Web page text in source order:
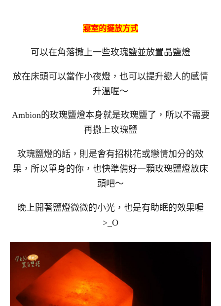
寢室的擺放方式
可以在角落撒上一些玫瑰鹽並放置晶鹽燈
放在床頭可以當作小夜燈，也可以提升戀人的感情
升溫喔～
Ambion的玫瑰鹽燈本身就是玫瑰鹽了，所以不需要
再撒上玫瑰鹽
玫瑰鹽燈的話，則是會有招桃花或戀情加分的效
果，所以單身的你，也快準備好一顆玫瑰鹽燈放床
頭吧～
晚上開著鹽燈微微的小光，也是有助眠的效果喔
>_O